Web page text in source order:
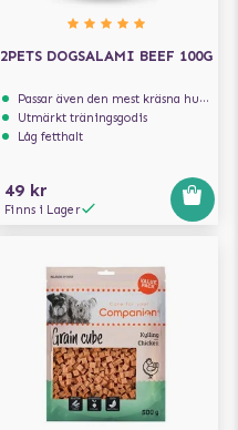
2PETS DOGSALAMI BEEF 100G
Passar även den mest kräsna hunden
Utmärkt träningsgodis
Låg fetthalt
49 kr
Finns i Lager